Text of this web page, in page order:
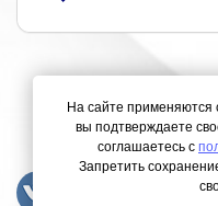
На сайте применяются
вы подтверждаете
соглашаетесь с
Запретить